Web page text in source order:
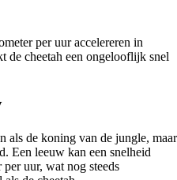
per uur accelereren in
de cheetah een ongelooflijk snel
als de koning van de jungle, maar
Een leeuw kan een snelheid
uur, wat nog steeds